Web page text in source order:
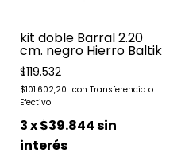
kit doble Barral 2.20
cm. negro Hierro Baltik
$119.532
$101.602,20
3x$39.844sin
interés